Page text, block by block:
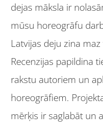
dejas māksla ir
mūsu horeogrāfu
Latvijas deju zina
Recenzijas papildina
rakstu autoriem un
horeogrāfiem.
mērķis ir saglabāt un